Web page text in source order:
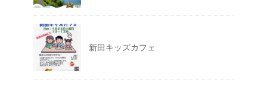
新田キッズカフェ